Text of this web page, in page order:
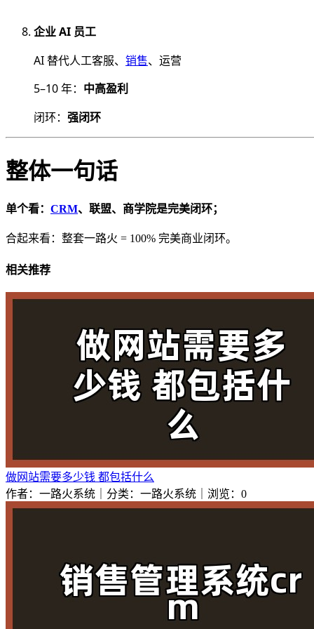
企业 AI 员工
AI 替代人工客服、 销售、运营
5–10 年： 中高盈利
闭环： 强闭环
整体一句话
单个看： CRM、联盟、商学院是完美闭环；
合起来看：整套一路火 = 100% 完美商业闭环。
相关推荐
做网站需要多少钱 都包括什么
作者：一路火系统｜分类：一路火系统｜浏览：0